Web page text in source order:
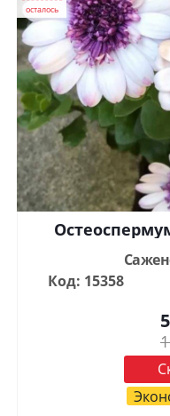
осталось
Код: 15358